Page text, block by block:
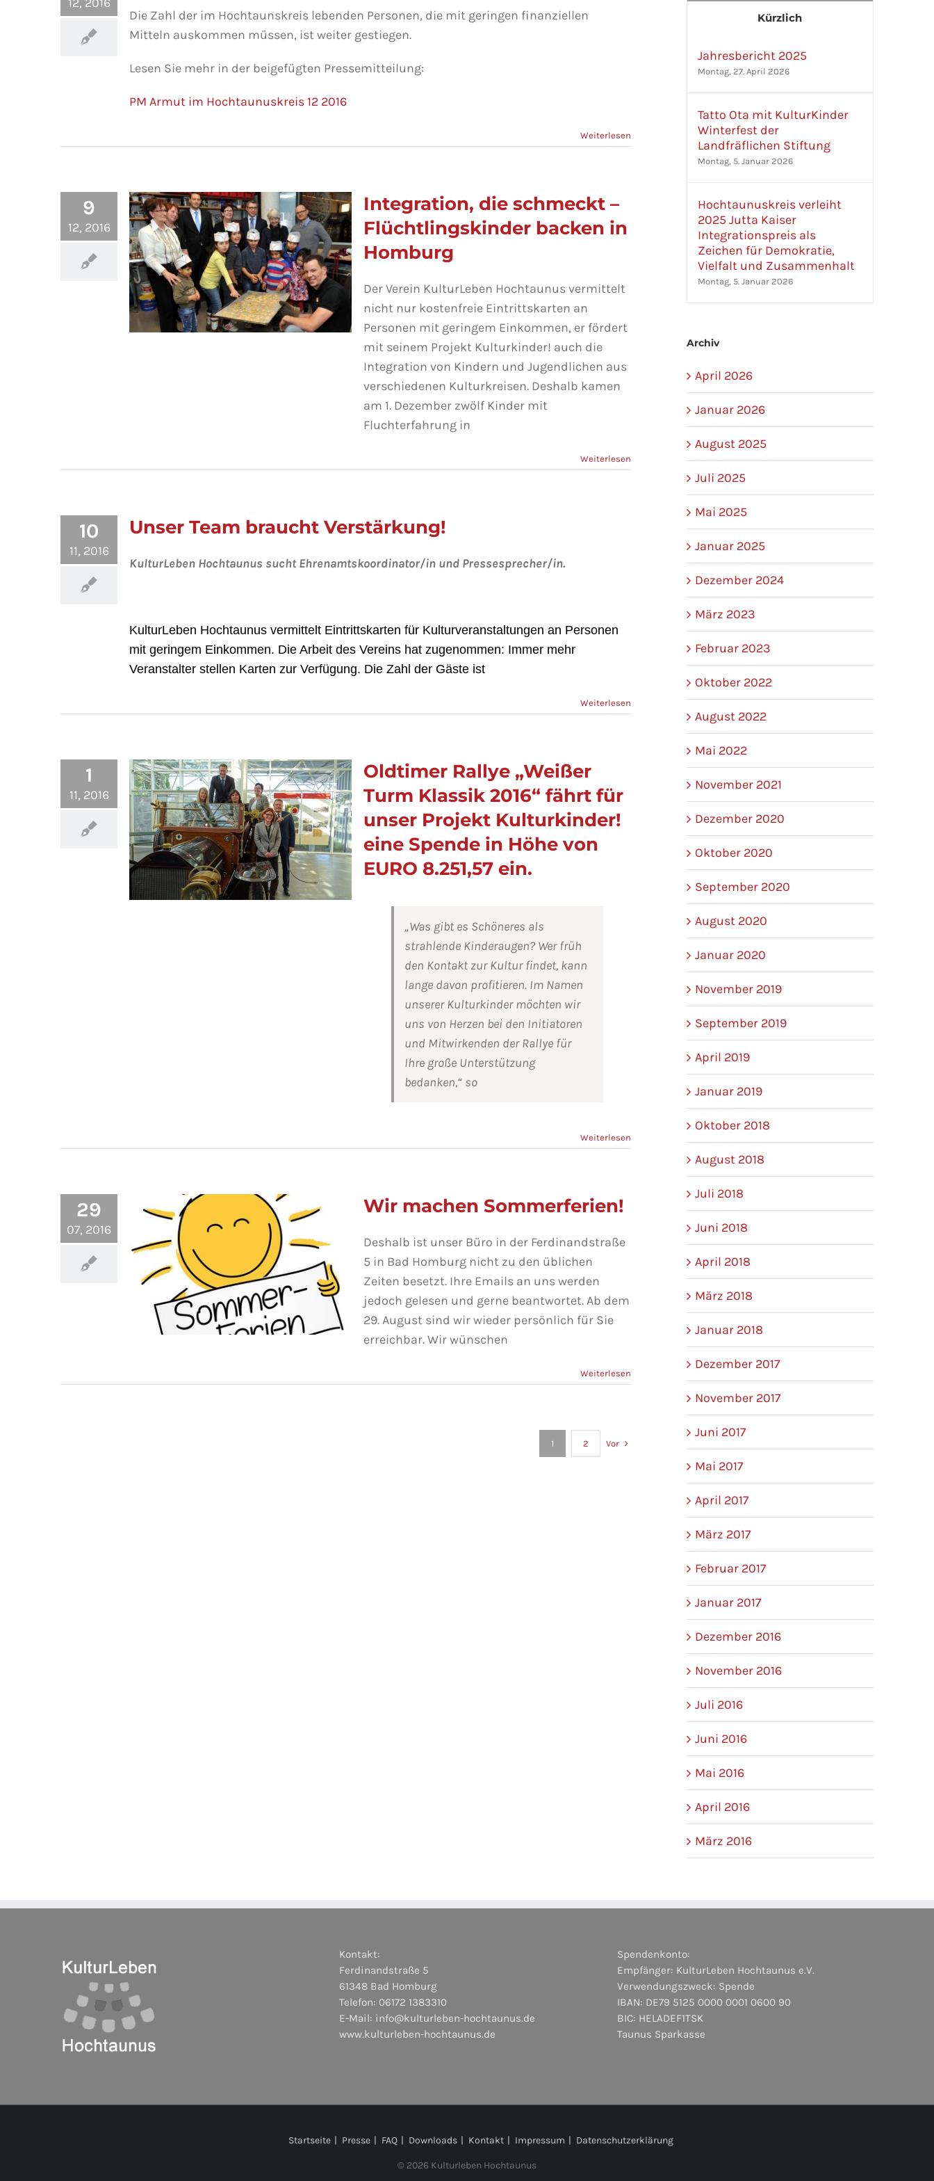
Die Zahl der im Hochtaunskreis lebenden Personen, die mit geringen finanziellen
Mitteln auskommen müssen, ist weiter gestiegen.
Lesen Sie mehr in der beigefügten Pressemitteilung:
PM Armut im Hochtaunuskreis 12 2016
Weiterlesen
9
12, 2016
Integration, die schmeckt –
Flüchtlingskinder backen in
Homburg
Der Verein KulturLeben Hochtaunus vermittelt
nicht nur kostenfreie Eintrittskarten an
Personen mit geringem Einkommen, er fördert
mit seinem Projekt Kulturkinder! auch die
Integration von Kindern und Jugendlichen aus
verschiedenen Kulturkreisen. Deshalb kamen
am 1. Dezember zwölf Kinder mit
Fluchterfahrung in
Weiterlesen
10
11, 2016
Unser Team braucht Verstärkung!
KulturLeben Hochtaunus sucht Ehrenamtskoordinator/in und Pressesprecher/in.
KulturLeben Hochtaunus vermittelt Eintrittskarten für Kulturveranstaltungen an Personen
mit geringem Einkommen. Die Arbeit des Vereins hat zugenommen: Immer mehr
Veranstalter stellen Karten zur Verfügung. Die Zahl der Gäste ist
Weiterlesen
1
11, 2016
Oldtimer Rallye „Weißer
Turm Klassik 2016“ fährt für
unser Projekt Kulturkinder!
eine Spende in Höhe von
EURO 8.251,57 ein.
„Was gibt es Schöneres als
strahlende Kinderaugen? Wer früh
den Kontakt zur Kultur findet, kann
lange davon profitieren. Im Namen
unserer Kulturkinder möchten wir
uns von Herzen bei den Initiatoren
und Mitwirkenden der Rallye für
Ihre große Unterstützung
bedanken,“ so
Weiterlesen
29
07, 2016
Wir machen Sommerferien!
Deshalb ist unser Büro in der Ferdinandstraße
5 in Bad Homburg nicht zu den üblichen
Zeiten besetzt. Ihre Emails an uns werden
jedoch gelesen und gerne beantwortet. Ab dem
29. August sind wir wieder persönlich für Sie
erreichbar. Wir wünschen
Weiterlesen
1 2 Vor
Kürzlich
Jahresbericht 2025
Montag, 27. April 2026
Tatto Ota mit KulturKinder
Winterfest der
Landfräflichen Stiftung
Montag, 5. Januar 2026
Hochtaunuskreis verleiht
2025 Jutta Kaiser
Integrationspreis als
Zeichen für Demokratie,
Vielfalt und Zusammenhalt
Montag, 5. Januar 2026
Archiv
April 2026
Januar 2026
August 2025
Juli 2025
Mai 2025
Januar 2025
Dezember 2024
März 2023
Februar 2023
Oktober 2022
August 2022
Mai 2022
November 2021
Dezember 2020
Oktober 2020
September 2020
August 2020
Januar 2020
November 2019
September 2019
April 2019
Januar 2019
Oktober 2018
August 2018
Juli 2018
Juni 2018
April 2018
März 2018
Januar 2018
Dezember 2017
November 2017
Juni 2017
Mai 2017
April 2017
März 2017
Februar 2017
Januar 2017
Dezember 2016
November 2016
Juli 2016
Juni 2016
Mai 2016
April 2016
März 2016
Kontakt:
Ferdinandstraße 5
61348 Bad Homburg
Telefon: 06172 1383310
E-Mail: info@kulturleben-hochtaunus.de
www.kulturleben-hochtaunus.de
Spendenkonto:
Empfänger: KulturLeben Hochtaunus e.V.
Verwendungszweck: Spende
IBAN: DE79 5125 0000 0001 0600 90
BIC: HELADEF1TSK
Taunus Sparkasse
Startseite Presse FAQ Downloads Kontakt Impressum Datenschutzerklärung
© 2026 Kulturleben Hochtaunus